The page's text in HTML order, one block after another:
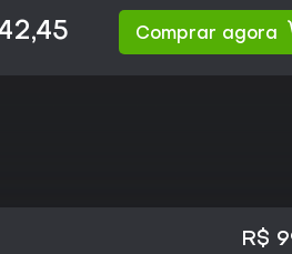
Comprar agora
R$